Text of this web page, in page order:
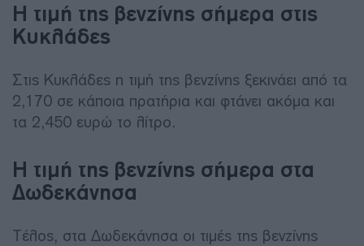
Η τιμή της βενζίνης σήμερα στις
Κυκλάδες
Στις Κυκλάδες η τιμή της βενζίνης ξεκινάει από τα
2,170 σε κάποια πρατήρια και φτάνει ακόμα και
τα 2,450 ευρώ το λίτρο.
Η τιμή της βενζίνης σήμερα στα
Δωδεκάνησα
Τέλος, στα Δωδεκάνησα οι τιμές της βενζίνης